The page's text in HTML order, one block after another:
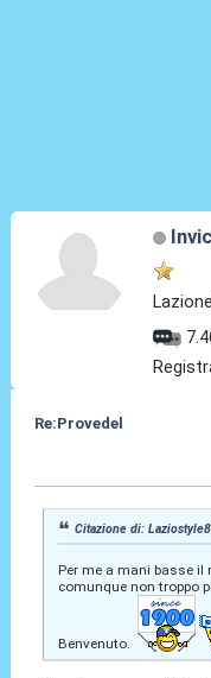
Re:Provedel
Citazione di:
Per me a mani basse
comunque non troppo
Benvenuto.